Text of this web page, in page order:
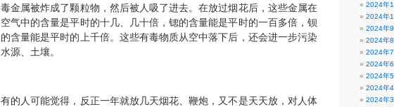
毒金属被炸成了颗粒物，然后被人吸了进去。在放过烟花后，这些金属在
空气中的含量是平时的十几、几十倍，锶的含量能是平时的一百多倍，钡
的含量能是平时的上千倍。这些有毒物质从空中落下后，还会进一步污染
水源、土壤。
有的人可能觉得，反正一年就放几天烟花、鞭炮，又不是天天放，对人体
2024年
2024年
2024年9
2024年8
2024年7
2024年6
2024年5
2024年4
2024年3